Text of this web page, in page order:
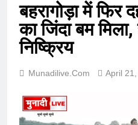
बहरागोड़ा में फिर
का जिंदा बम
निष्क्रिय
Munadilive.com April